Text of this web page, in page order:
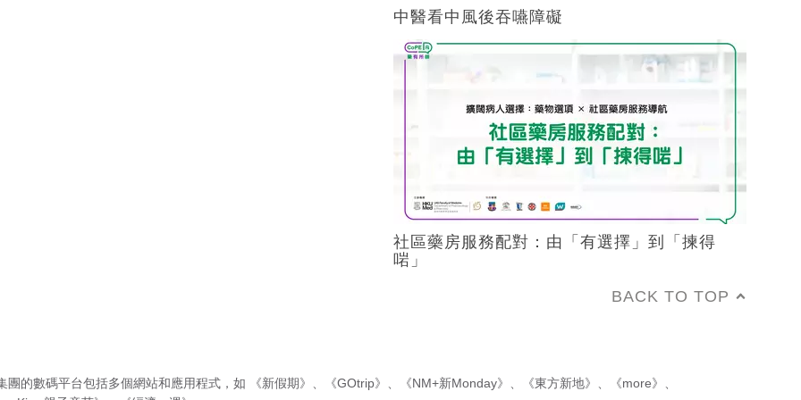
中醫看中風後吞嚥障礙
社區藥房服務配對：由「有選擇」到「揀得
啱」
BACK TO TOP
團的數碼平台包括多個網站和應用程式，如 《新假期》 、 《GOtrip》 、 《NM+新Monday》 、 《東方新地》 、 《more》 、